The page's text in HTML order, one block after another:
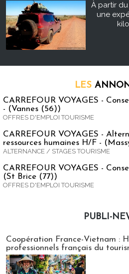
À partir du
une
LES
CARREFOUR VOYAGES -
- (Vannes (56))
OFFRES D'EMPLOI TOURISME
CARREFOUR VOYAGES -
ressources humaines H/F -
ALTERNANCE / STAGES TOURISME
CARREFOUR VOYAGES -
(St Brice (77))
OFFRES D'EMPLOI TOURISME
PUBLI-
Coopération France-Vietnam :
professionnels français du